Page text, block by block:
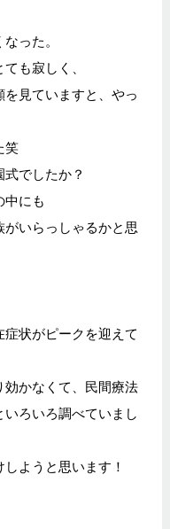
った。
も寂しく、
見ていますと、やっ
笑
でしたか？
中にも
いらっしゃるかと思
状がピークを迎えて
かなくて、民間療法
ろいろ調べていまし
ようと思います！